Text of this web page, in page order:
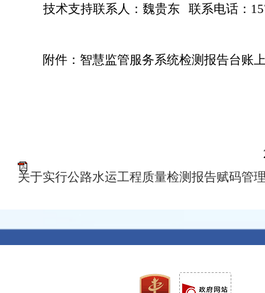
技术支持联系人：魏贵东
联系电话：
附件：智慧监管服务系统检测报告台账
2026年5月
关于实行公路水运工程质量检测报告赋码管